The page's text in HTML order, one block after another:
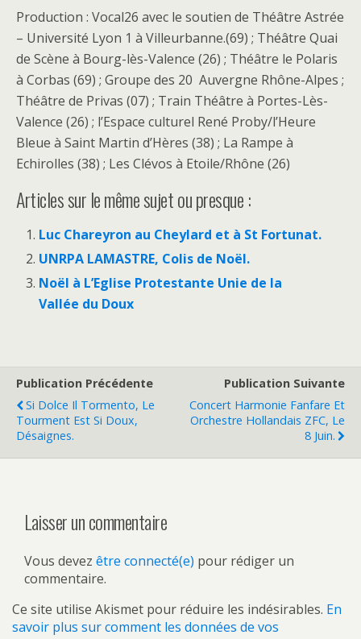
Production : Vocal26 avec le soutien de Théâtre Astrée
– Université Lyon 1 à Villeurbanne.(69) ; Théâtre Quai
de Scène à Bourg-lès-Valence (26) ; Théâtre le Polaris
à Corbas (69) ; Groupe des 20 Auvergne Rhône-Alpes ;
Théâtre de Privas (07) ; Train Théâtre à Portes-Lès-
Valence (26) ; l’Espace culturel René Proby/l’Heure
Bleue à Saint Martin d’Hères (38) ; La Rampe à
Echirolles (38) ; Les Clévos à Etoile/Rhône (26)
Articles sur le même sujet ou presque :
Luc Chareyron au Cheylard et à St Fortunat.
UNRPA LAMASTRE, Colis de Noël.
Noël à L’Eglise Protestante Unie de la
Vallée du Doux
Publication Précédente
Si Dolce Il Tormento, Le
Tourment Est Si Doux,
Désaignes.
Publication Suivante
Concert Harmonie Fanfare Et
Orchestre Hollandais ZFC, Le
8 Juin.
Laisser un commentaire
Vous devez être connecté(e) pour rédiger un
commentaire.
Ce site utilise Akismet pour réduire les indésirables. En
savoir plus sur comment les données de vos